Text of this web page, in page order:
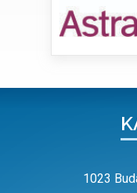
1023